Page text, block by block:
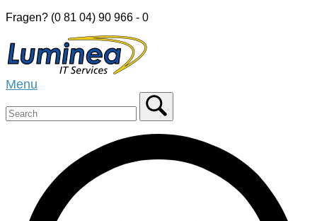
Skip
content
Fragen? (0 81 04) 90 966 - 0
Home
Menu